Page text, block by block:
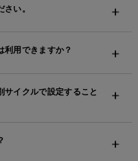
い。
利用できますか？
サイクルで設定すること